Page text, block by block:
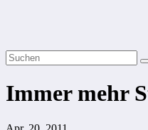
Immer mehr